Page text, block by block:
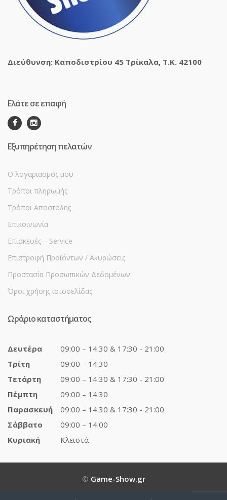
Διεύθυνση: Καποδιστρίου 45 Τρίκαλα, Τ.Κ. 42100
Ελάτε σε επαφή
Εξυπηρέτηση πελατών
Ο λογαριασμός μου
Τρόποι πληρωμής
Τρόποι Αποστολής
Επικοινωνία
Επισκευές – Service
Επιστροφή Προϊόντων / Ακυρώσεις
Προστασία Προσωπικών Δεδομένων
Όροι χρήσης ιστοσελίδας
Ωράριο καταστήματος
Δευτέρα
09:00 – 14:30 & 17:30 - 21:00
Τρίτη
09:00 – 14:30
Τετάρτη
09:00 – 14:30 & 17:30 - 21:00
Πέμπτη
09:00 – 14:30
Παρασκευή
09:00 – 14:30 & 17:30 - 21:00
Σάββατο
09:00 – 14:00
Κυριακή
Κλειστά
© Game-Show.gr